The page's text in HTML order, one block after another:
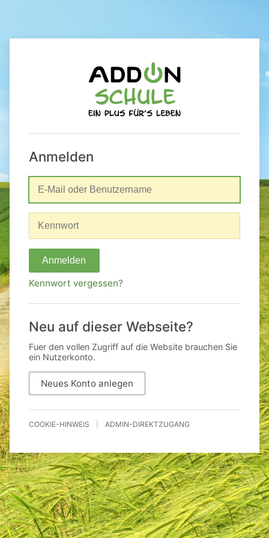
Anmelden
Anmelden
Kennwort vergessen?
Neu auf dieser Webseite?
Fuer den vollen Zugriff auf die Website brauchen Sie
ein Nutzerkonto.
Neues Konto anlegen
COOKIE-HINWEIS ADMIN-DIREKTZUGANG